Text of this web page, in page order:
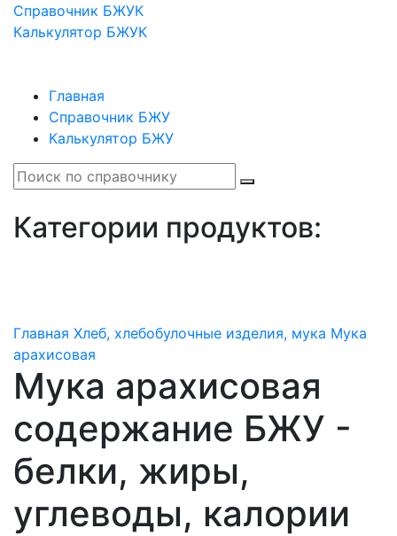
Справочник БЖУК
Калькулятор БЖУК
Главная
Справочник БЖУ
Калькулятор БЖУ
Категории продуктов:
Главная Хлеб, хлебобулочные изделия, мука Мука
арахисовая
Мука арахисовая
содержание БЖУ -
белки, жиры,
углеводы, калории